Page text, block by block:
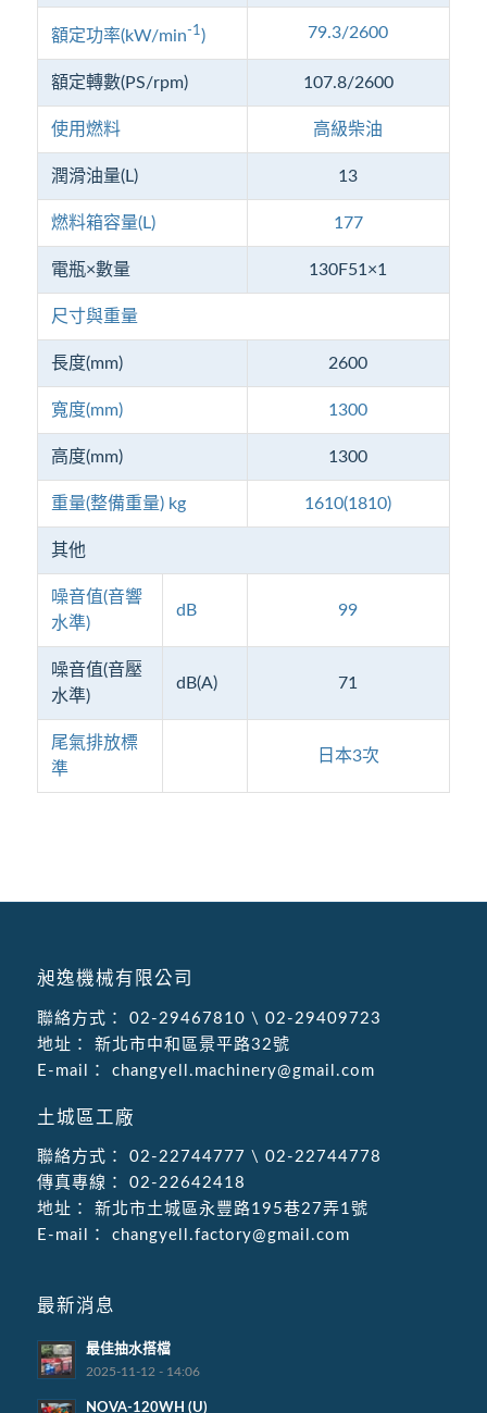
額定功率(kW/min-1 ) 79.3/2600
額定轉數(PS/rpm) 107.8/2600
使用燃料 高級柴油
潤滑油量(L) 13
燃料箱容量(L) 177
電瓶×數量 130F51×1
尺寸與重量
長度(mm) 2600
寬度(mm) 1300
高度(mm) 1300
重量(整備重量) kg 1610(1810)
其他
噪音值(音響
水準)
dB 99
噪音值(音壓
水準)
dB(A) 71
尾氣排放標
準
日本3次
昶逸機械有限公司
聯絡方式： 02-29467810 \ 02-29409723
地址：
新北市中和區景平路32號
E-mail：
changyell.machinery@gmail.com
土城區工廠
聯絡方式： 02-22744777 \ 02-22744778
傳真專線：
02-22642418
地址：
新北市土城區永豐路195巷27弄1號
E-mail：
changyell.factory@gmail.com
最新消息
最佳抽水搭檔
2025-11-12 - 14:06
NOVA-120WH (U)